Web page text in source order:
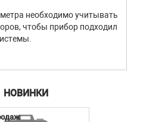
необходимо учитывать
чтобы прибор подходил
НОВИНКИ